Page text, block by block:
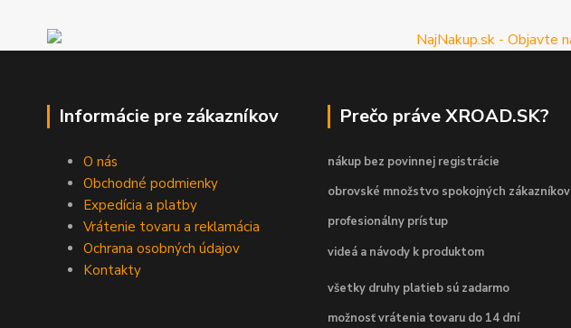
Informácie pre zákazníkov
O nás
Obchodné podmienky
Expedícia a platby
Vrátenie tovaru a reklamácia
Ochrana osobných údajov
Kontakty
Prečo práve XROAD.SK?
nákup bez povinnej registrácie
obrovské množstvo spokojných zákazníkov
profesionálny prístup
videá a návody k produktom
všetky druhy platieb sú zadarmo
možnosť vrátenia tovaru do 14 dní